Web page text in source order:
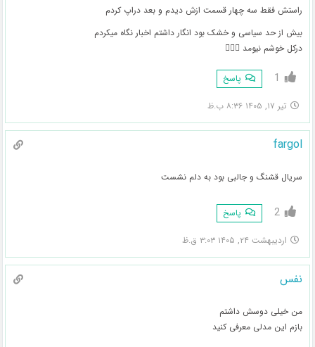
راستش فقط سه چهار قسمت ازش دیدم و بعد دراپ کردم
بیش از حد سیاسی و خشک بود انگار داشتم اخبار نگاه میکردم
درکل خوشم نیومد 💁🏻‍♀️
1 پاسخ
تیر ۱۷, ۱۴۰۵ ۸:۳۶ ب.ظ
fargol
سریال قشنگ و جالبی بود به دلم نشست
2 پاسخ
اردیبهشت ۲۴, ۱۴۰۵ ۳:۰۳ ق.ظ
نفس
من خیلی دوسش داشتم
بازم این مدلی معرفی کنید